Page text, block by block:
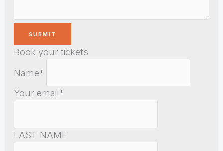
Book your tickets
Name*
Your email*
LAST NAME